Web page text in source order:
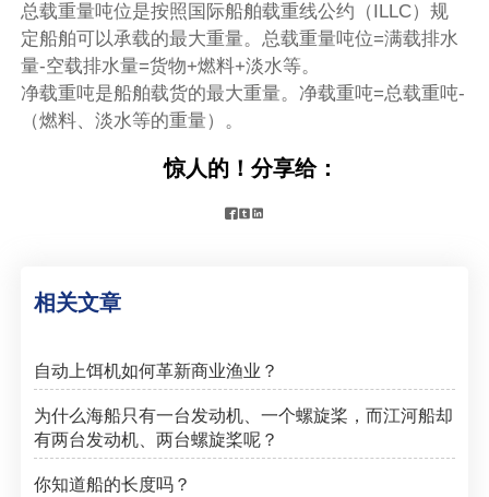
总载重量吨位是按照国际船舶载重线公约（ILLC）规
定船舶可以承载的最大重量。总载重量吨位=满载排水
量-空载排水量=货物+燃料+淡水等。
净载重吨是船舶载货的最大重量。净载重吨=总载重吨-
（燃料、淡水等的重量）。
惊人的！分享给：

相关文章
自动上饵机如何革新商业渔业？
为什么海船只有一台发动机、一个螺旋桨，而江河船却
有两台发动机、两台螺旋桨呢？
你知道船的长度吗？